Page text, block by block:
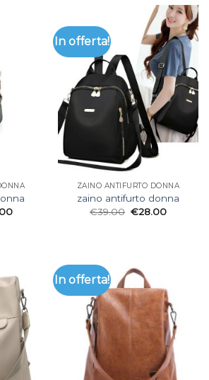
In offerta!
ZAINO ANTIFURTO DONNA
zaino antifurto donna
€39.00 €28.00
In offerta!